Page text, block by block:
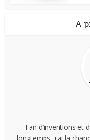
A
Fan d’inventions et
longtemps, j'ai la